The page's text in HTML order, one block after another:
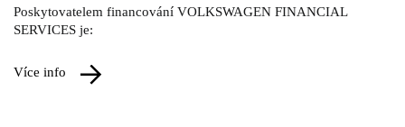
Poskytovatelem financování VOLKSWAGEN FINANCIAL
SERVICES je:
více info